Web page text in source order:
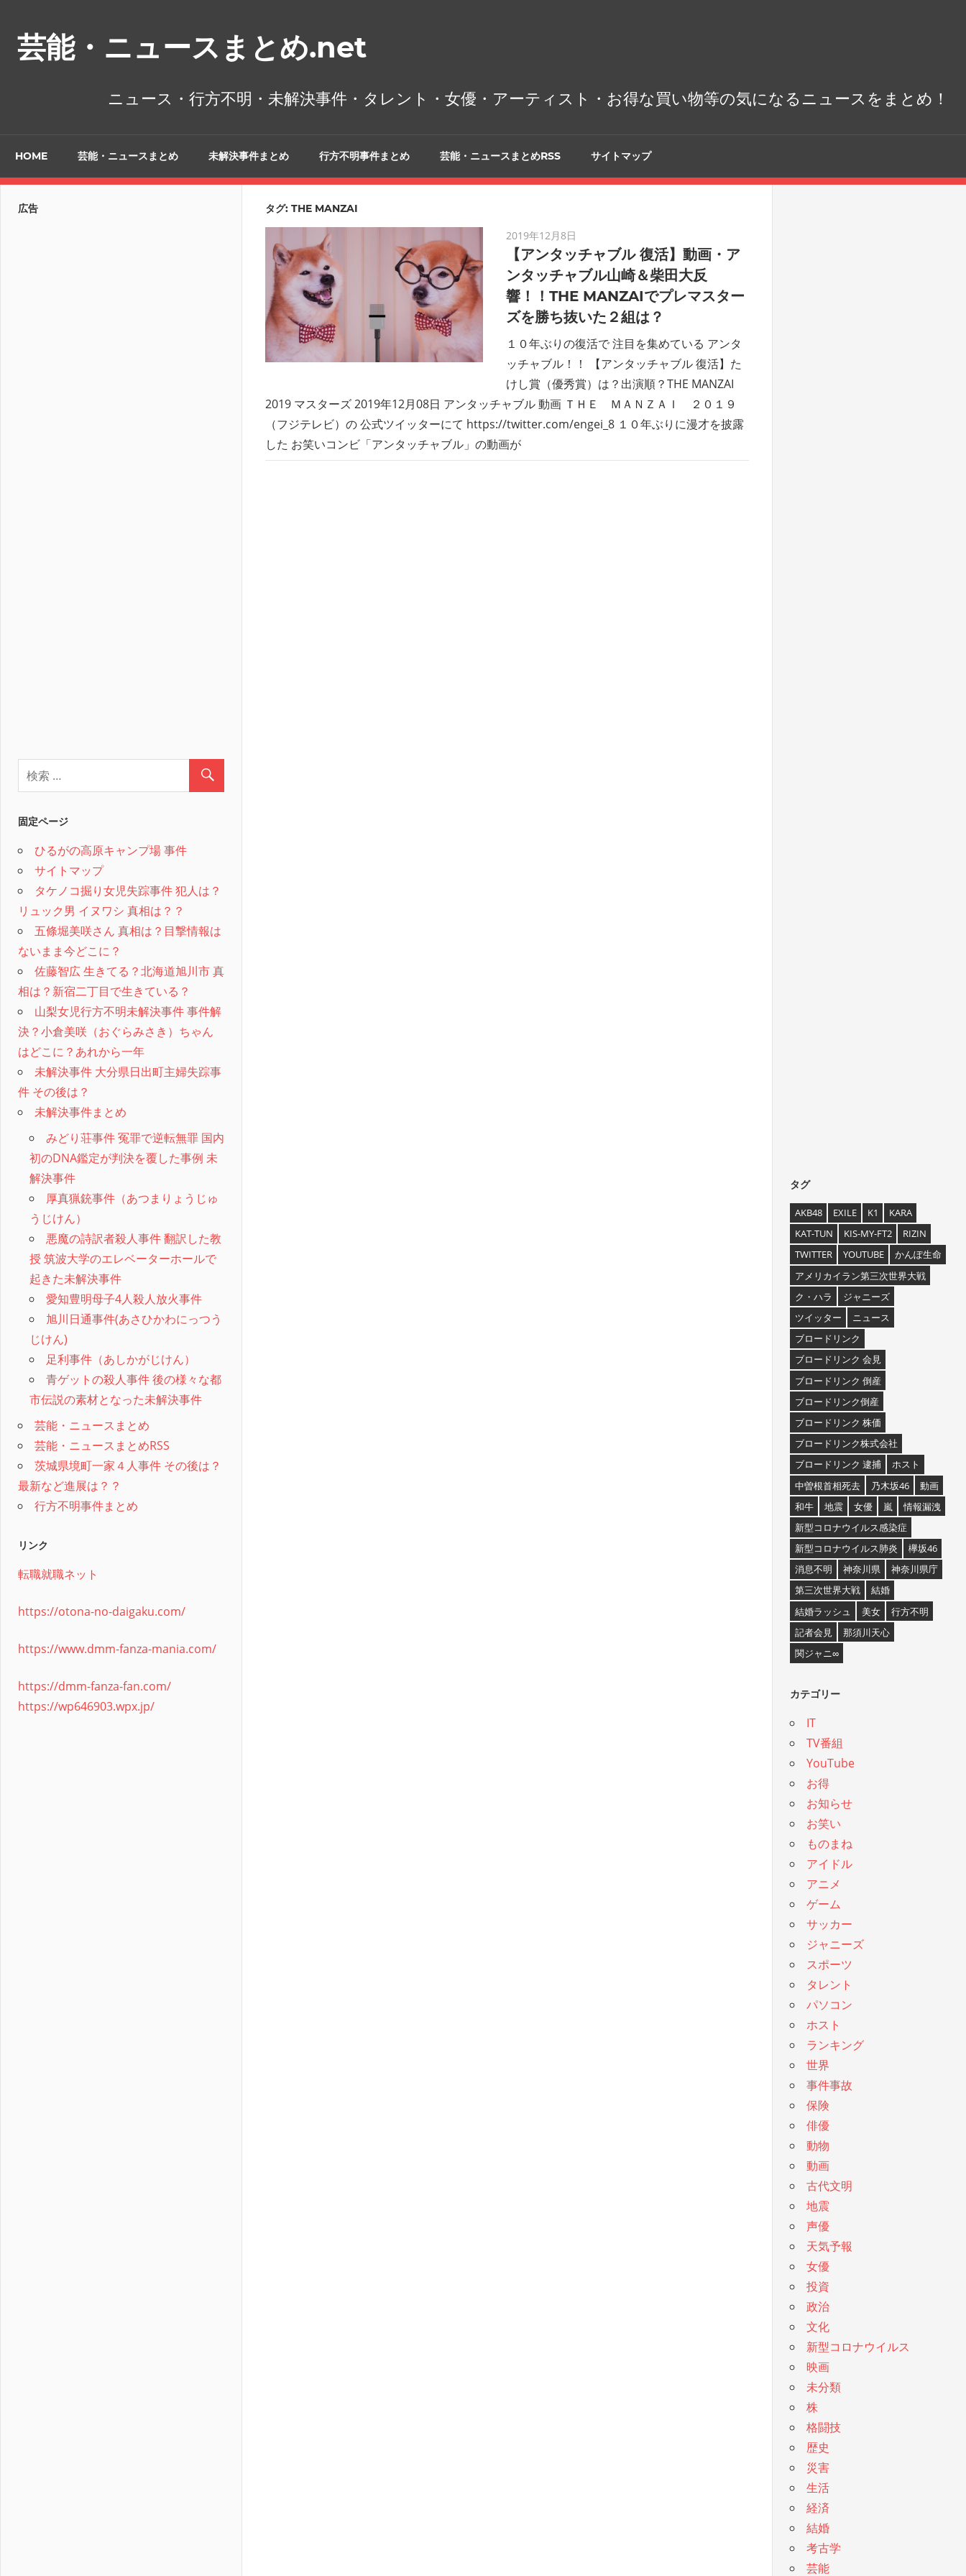
芸能・ニュースまとめ.net
ニュース・行方不明・未解決事件・タレント・女優・アーティスト・お得な買い物等の気になるニュースをまとめ！
HOME 芸能・ニュースまとめ 未解決事件まとめ 行方不明事件まとめ 芸能・ニュースまとめRSS サイトマップ
タグ: THE MANZAI
2019年12月8日
【アンタッチャブル 復活】動画・ア
ンタッチャブル山崎＆柴田大反
響！！THE MANZAIでプレマスター
ズを勝ち抜いた２組は？
１０年ぶりの復活で 注目を集めている アンタ
ッチャブル！！ 【アンタッチャブル 復活】た
けし賞（優秀賞）は？出演順？THE MANZAI
2019 マスターズ 2019年12月08日 アンタッチャブル 動画 ＴＨＥ ＭＡＮＺＡＩ ２０１９
（フジテレビ）の 公式ツイッターにて https://twitter.com/engei_8 １０年ぶりに漫才を披露
した お笑いコンビ「アンタッチャブル」の動画が
広告
固定ページ
ひるがの高原キャンプ場 事件
サイトマップ
タケノコ掘り女児失踪事件 犯人は？
リュック男 イヌワシ 真相は？？
五條堀美咲さん 真相は？目撃情報は
ないまま今どこに？
佐藤智広 生きてる？北海道旭川市 真
相は？新宿二丁目で生きている？
山梨女児行方不明未解決事件 事件解
決？小倉美咲（おぐらみさき）ちゃん
はどこに？あれから一年
未解決事件 大分県日出町主婦失踪事
件 その後は？
未解決事件まとめ
みどり荘事件 冤罪で逆転無罪 国内
初のDNA鑑定が判決を覆した事例 未
解決事件
厚真猟銃事件（あつまりょうじゅ
うじけん）
悪魔の詩訳者殺人事件 翻訳した教
授 筑波大学のエレベーターホールで
起きた未解決事件
愛知豊明母子4人殺人放火事件
旭川日通事件(あさひかわにっつう
じけん)
足利事件（あしかがじけん）
青ゲットの殺人事件 後の様々な都
市伝説の素材となった未解決事件
芸能・ニュースまとめ
芸能・ニュースまとめRSS
茨城県境町一家４人事件 その後は？
最新など進展は？？
行方不明事件まとめ
リンク
転職就職ネット
https://otona-no-daigaku.com/
https://www.dmm-fanza-mania.com/
https://dmm-fanza-fan.com/
https://wp646903.wpx.jp/
タグ
AKB48 EXILE K1
KARA
KAT-TUN
KIS-MY-FT2
RIZIN
TWITTER
YOUTUBE
かんぽ生命
アメリカイラン第三次世界大戦
ク・ハラ
ジャニーズ
ツイッター
ニュース
ブロードリンク
ブロードリンク 会見
ブロードリンク 倒産
ブロードリンク倒産
ブロードリンク 株価
ブロードリンク株式会社
ブロードリンク 逮捕
ホスト
中曽根首相死去
乃木坂46
動画
和牛
地震 女優 嵐
情報漏洩
新型コロナウイルス感染症
新型コロナウイルス肺炎
欅坂46
消息不明
神奈川県
神奈川県庁
第三次世界大戦
結婚
結婚ラッシュ
美女
行方不明
記者会見
那須川天心
関ジャニ∞
カテゴリー
IT
TV番組
YouTube
お得
お知らせ
お笑い
ものまね
アイドル
アニメ
ゲーム
サッカー
ジャニーズ
スポーツ
タレント
パソコン
ホスト
ランキング
世界
事件事故
保険
俳優
動物
動画
古代文明
地震
声優
天気予報
女優
投資
政治
文化
新型コロナウイルス
映画
未分類
株
格闘技
歴史
災害
生活
経済
結婚
考古学
芸能